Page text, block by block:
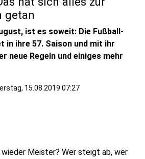
getan
ist es soweit: Die Fußball-
in ihre 57. Saison und mit ihr
neue Regeln und einiges mehr
15.08.2019 07:27
wieder Meister? Wer steigt ab, wer